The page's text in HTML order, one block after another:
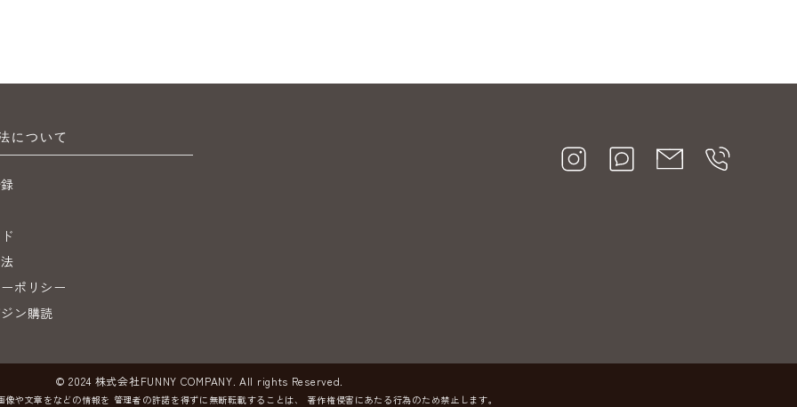
について
ポリシー
ン購読
© 2024 株式会社FUNNY COMPANY. All rights Reserved.
像や文章をなどの情報を 管理者の許諾を得ずに無断転載することは、 著作権侵害にあたる行為のため禁止します。